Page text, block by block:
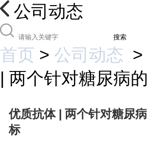
公司动态
搜索
首页 > 公司动态 >
| 两个针对糖尿病
优质抗体 | 两个针对糖尿
标